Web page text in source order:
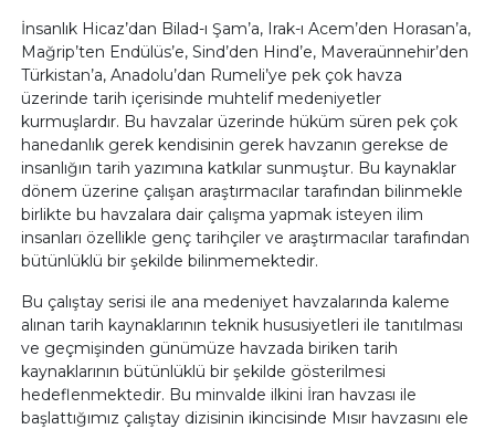
İnsanlık Hicaz’dan Bilad-ı Şam’a, Irak-ı Acem’den Horasan’a,
Mağrip’ten Endülüs’e, Sind’den Hind’e, Maveraünnehir’den
Türkistan’a, Anadolu’dan Rumeli’ye pek çok havza
üzerinde tarih içerisinde muhtelif medeniyetler
kurmuşlardır. Bu havzalar üzerinde hüküm süren pek çok
hanedanlık gerek kendisinin gerek havzanın gerekse de
insanlığın tarih yazımına katkılar sunmuştur. Bu kaynaklar
dönem üzerine çalışan araştırmacılar tarafından bilinmekle
birlikte bu havzalara dair çalışma yapmak isteyen ilim
insanları özellikle genç tarihçiler ve araştırmacılar tarafından
bütünlüklü bir şekilde bilinmemektedir.
Bu çalıştay serisi ile ana medeniyet havzalarında kaleme
alınan tarih kaynaklarının teknik hususiyetleri ile tanıtılması
ve geçmişinden günümüze havzada biriken tarih
kaynaklarının bütünlüklü bir şekilde gösterilmesi
hedeflenmektedir. Bu minvalde ilkini İran havzası ile
başlattığımız çalıştay dizisinin ikincisinde Mısır havzasını ele